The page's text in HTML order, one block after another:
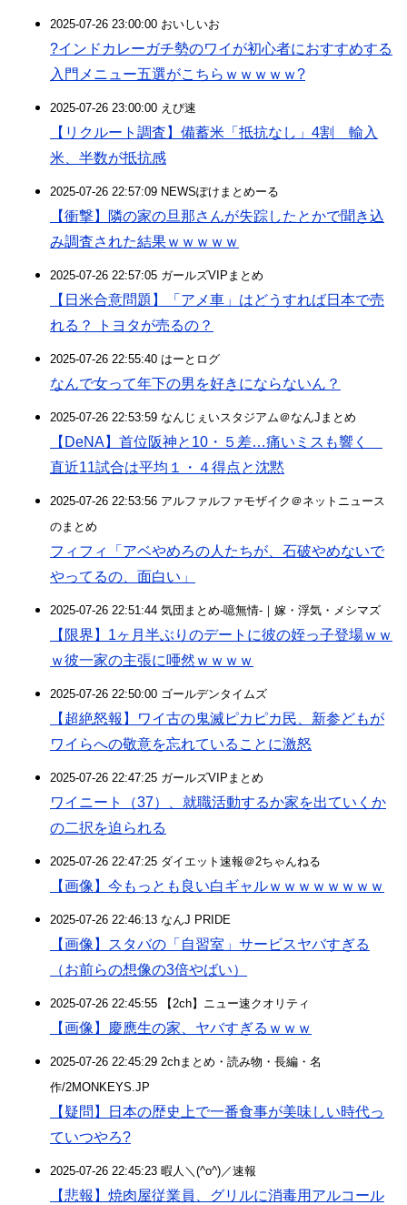
2025-07-26 23:00:00 おいしいお
?インドカレーガチ勢のワイが初心者におすすめする
入門メニュー五選がこちらｗｗｗｗｗ?
2025-07-26 23:00:00 えび速
【リクルート調査】備蓄米「抵抗なし」4割 輸入
米、半数が抵抗感
2025-07-26 22:57:09 NEWSぽけまとめーる
【衝撃】隣の家の旦那さんが失踪したとかで聞き込
み調査された結果ｗｗｗｗｗ
2025-07-26 22:57:05 ガールズVIPまとめ
【日米合意問題】「アメ車」はどうすれば日本で売
れる？ トヨタが売るの？
2025-07-26 22:55:40 はーとログ
なんで女って年下の男を好きにならないん？
2025-07-26 22:53:59 なんじぇいスタジアム＠なんJまとめ
【DeNA】首位阪神と10・５差…痛いミスも響く
直近11試合は平均１・４得点と沈黙
2025-07-26 22:53:56 アルファルファモザイク＠ネットニュース
のまとめ
フィフィ「アベやめろの人たちが、石破やめないで
やってるの、面白い」
2025-07-26 22:51:44 気団まとめ-噫無情-｜嫁・浮気・メシマズ
【限界】1ヶ月半ぶりのデートに彼の姪っ子登場ｗｗ
ｗ彼一家の主張に唖然ｗｗｗｗ
2025-07-26 22:50:00 ゴールデンタイムズ
【超絶怒報】ワイ古の鬼滅ピカピカ民、新参どもが
ワイらへの敬意を忘れていることに激怒
2025-07-26 22:47:25 ガールズVIPまとめ
ワイニート（37）、就職活動するか家を出ていくか
の二択を迫られる
2025-07-26 22:47:25 ダイエット速報＠2ちゃんねる
【画像】今もっとも良い白ギャルｗｗｗｗｗｗｗｗ
2025-07-26 22:46:13 なんJ PRIDE
【画像】スタバの「自習室」サービスヤバすぎる
（お前らの想像の3倍やばい）
2025-07-26 22:45:55 【2ch】ニュー速クオリティ
【画像】慶應生の家、ヤバすぎるｗｗｗ
2025-07-26 22:45:29 2chまとめ・読み物・長編・名
作/2MONKEYS.JP
【疑問】日本の歴史上で一番食事が美味しい時代っ
ていつやろ?
2025-07-26 22:45:23 暇人＼(^o^)／速報
【悲報】焼肉屋従業員、グリルに消毒用アルコール